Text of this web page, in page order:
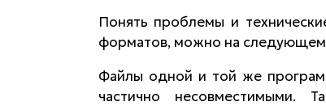
Понять проблемы и
форматов, можно на
Файлы одной и той же
частично несовместимыми.